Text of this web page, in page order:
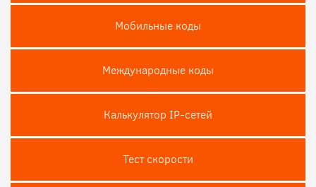
Мобильные коды
Международные коды
Калькулятор IP-сетей
Тест скороcти